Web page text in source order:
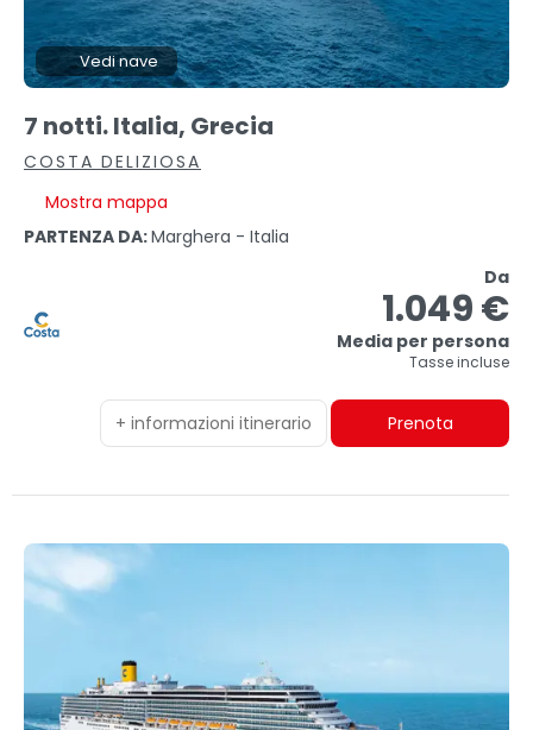
Vedi nave
7 notti. Italia, Grecia
COSTA DELIZIOSA
Mostra mappa
PARTENZA DA:Marghera - Italia
Da
1.049 €
Media per persona
Tasse incluse
+ informazioni itinerario Prenota